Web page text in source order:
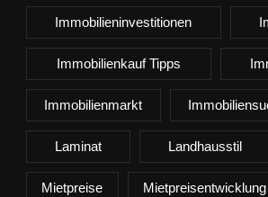
Immobilieninvestitionen
Immobilienkauf Tipps
Immobilienmarkt
Laminat Landhausstil
Mietpreise Mietpreisentwicklung